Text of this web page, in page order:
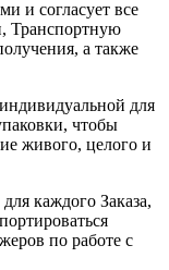
и согласует все
Транспортную
а также
для
чтобы
живого, целого и
каждого Заказа,
по работе с